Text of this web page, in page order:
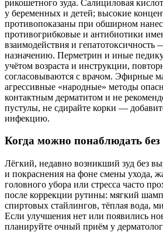
рикошетного зуда. Салициловая
у беременных и детей; высокие
противопоказаны при обширном
противогрибковые и антибиотики
взаимодействия и гепатотоксичность
назначению. Перметрин и иные
учётом возраста и инструкции,
согласовываются с врачом. Эфирные
агрессивные «народные» методы
контактным дерматитом и не
пустулы, не сдирайте корки —
инфекцию.
Когда можно понаблюдать без
Лёгкий, недавно возникший зуд без
и покраснения на фоне смены ухода,
головного убора или стресса часто
после коррекции рутины: мягкий
спиртовых стайлингов, тёплая вода,
Если улучшения нет или появились
планируйте очный приём у